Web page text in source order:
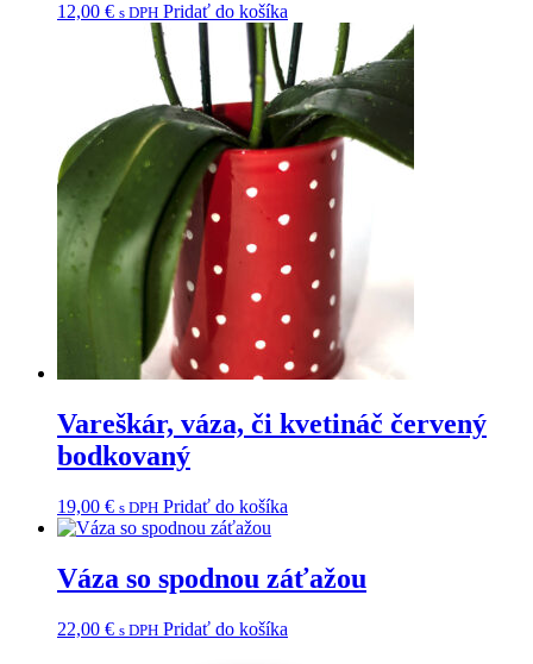
12,00 € s DPH Pridať do košíka
Vareškár, váza, či kvetináč červený
bodkovaný
19,00 € s DPH Pridať do košíka
Váza so spodnou záťažou
22,00 € s DPH Pridať do košíka